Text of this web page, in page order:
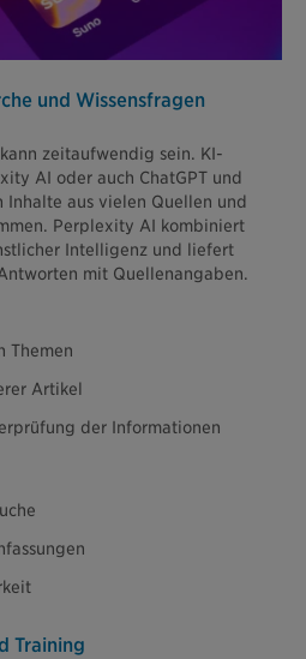
und Wissensfragen
zeitaufwendig sein. KI-
AI oder auch ChatGPT und
Inhalte aus vielen Quellen und
Perplexity AI kombiniert
Intelligenz und liefert
mit Quellenangaben.
Themen
Artikel
der Informationen
Training